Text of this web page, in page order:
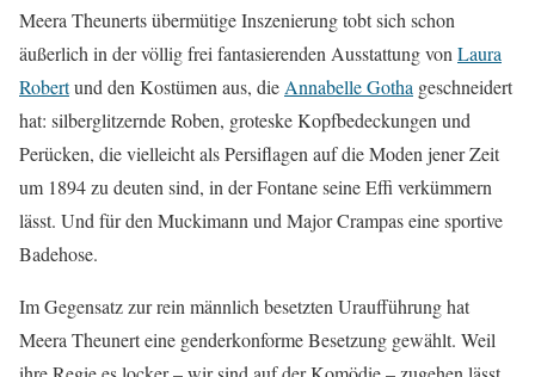
Meera Theunerts übermütige Inszenierung tobt sich schon
äußerlich in der völlig frei fantasierenden Ausstattung von Laura
Robertund den Kostümen aus, die Annabelle Gotha geschneidert
hat: silberglitzernde Roben, groteske Kopfbedeckungen und
Perücken, die vielleicht als Persiflagen auf die Moden jener Zeit
um 1894 zu deuten sind, in der Fontane seine Effi verkümmern
lässt. Und für den Muckimann und Major Crampas eine sportive
Badehose.
Im Gegensatz zur rein männlich besetzten Uraufführung hat
Meera Theunert eine genderkonforme Besetzung gewählt. Weil